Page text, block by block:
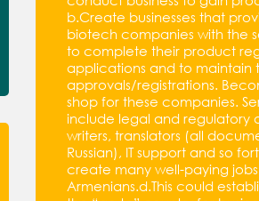
b.Create businesses that
biotech companies with the
to complete their product
applications and to maintain
approvals/registrations.
shop for these companies.
include legal and regulatory
writers, translators (all
Russian), IT support and so
create many well-paying
Armenians.d.This could